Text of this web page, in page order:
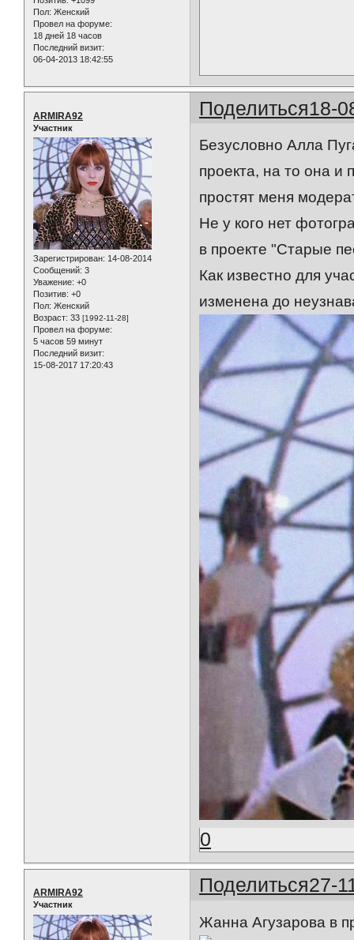
Пол: Женский
Провел на форуме:
18 дней 18 часов
Последний визит:
06-04-2013 18:42:55
Поделиться18-
ARMIRA92
Участник
Зарегистрирован: 14-08-2014
Сообщений: 3
Уважение: +0
Позитив: +0
Пол: Женский
Возраст: 33 [1992-11-28]
Провел на форуме:
5 часов 59 минут
Последний визит:
15-08-2017 17:20:43
Безусловно Алла
проекта, на то она
простят меня
Не у кого нет
в проекте "Старые
Как известно для
изменена до
0
Поделиться27-
ARMIRA92
Участник
Жанна Агузарова в